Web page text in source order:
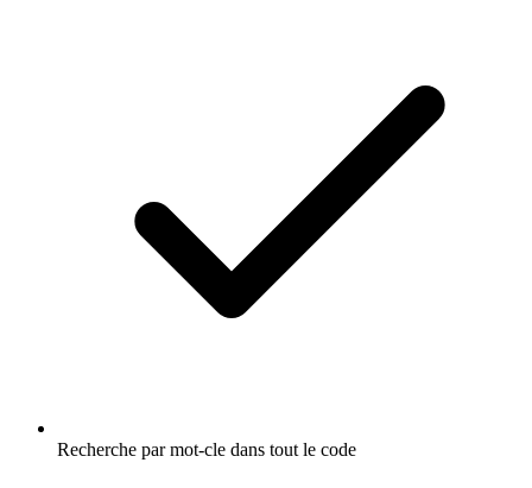
Recherche par mot-cle dans tout le code